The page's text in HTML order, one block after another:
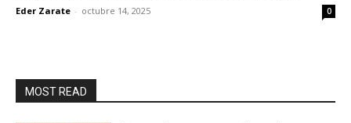
Eder Zarate - octubre 14, 2025 0
MOST READ